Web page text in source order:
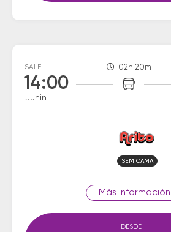
SALE
14:00
Junin
02h 20m
SEMICAMA
información
DESDE